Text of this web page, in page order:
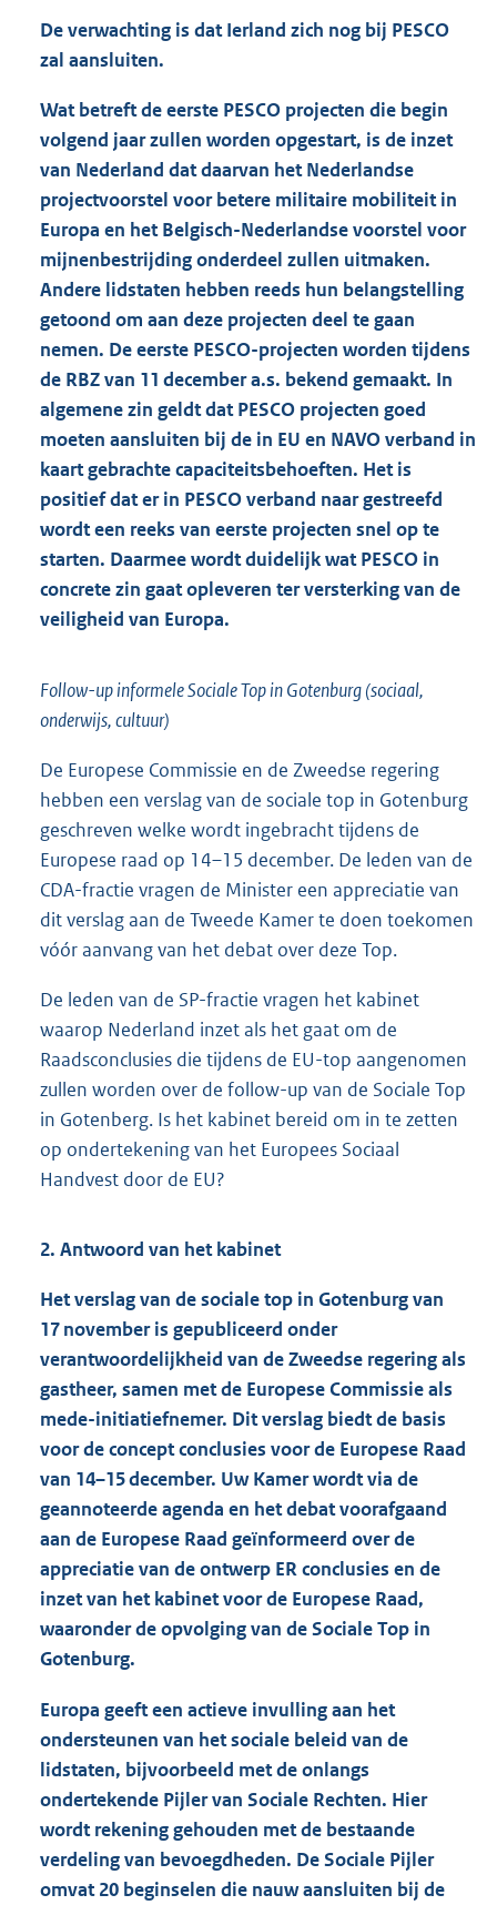
De verwachting is dat Ierland zich nog bij PESCO
zal aansluiten.
Wat betreft de eerste PESCO projecten die begin
volgend jaar zullen worden opgestart, is de inzet
van Nederland dat daarvan het Nederlandse
projectvoorstel voor betere militaire mobiliteit in
Europa en het Belgisch-Nederlandse voorstel voor
mijnenbestrijding onderdeel zullen uitmaken.
Andere lidstaten hebben reeds hun belangstelling
getoond om aan deze projecten deel te gaan
nemen. De eerste PESCO-projecten worden tijdens
de RBZ van 11 december a.s. bekend gemaakt. In
algemene zin geldt dat PESCO projecten goed
moeten aansluiten bij de in EU en NAVO verband in
kaart gebrachte capaciteitsbehoeften. Het is
positief dat er in PESCO verband naar gestreefd
wordt een reeks van eerste projecten snel op te
starten. Daarmee wordt duidelijk wat PESCO in
concrete zin gaat opleveren ter versterking van de
veiligheid van Europa.
Follow-up informele Sociale Top in Gotenburg (sociaal,
onderwijs, cultuur)
De Europese Commissie en de Zweedse regering
hebben een verslag van de sociale top in Gotenburg
geschreven welke wordt ingebracht tijdens de
Europese raad op 14–15 december. De leden van de
CDA-fractie vragen de Minister een appreciatie van
dit verslag aan de Tweede Kamer te doen toekomen
vóór aanvang van het debat over deze Top.
De leden van de SP-fractie vragen het kabinet
waarop Nederland inzet als het gaat om de
Raadsconclusies die tijdens de EU-top aangenomen
zullen worden over de follow-up van de Sociale Top
in Gotenberg. Is het kabinet bereid om in te zetten
op ondertekening van het Europees Sociaal
Handvest door de EU?
2. Antwoord van het kabinet
Het verslag van de sociale top in Gotenburg van
17 november is gepubliceerd onder
verantwoordelijkheid van de Zweedse regering als
gastheer, samen met de Europese Commissie als
mede-initiatiefnemer. Dit verslag biedt de basis
voor de concept conclusies voor de Europese Raad
van 14–15 december. Uw Kamer wordt via de
geannoteerde agenda en het debat voorafgaand
aan de Europese Raad geïnformeerd over de
appreciatie van de ontwerp ER conclusies en de
inzet van het kabinet voor de Europese Raad,
waaronder de opvolging van de Sociale Top in
Gotenburg.
Europa geeft een actieve invulling aan het
ondersteunen van het sociale beleid van de
lidstaten, bijvoorbeeld met de onlangs
ondertekende Pijler van Sociale Rechten. Hier
wordt rekening gehouden met de bestaande
verdeling van bevoegdheden. De Sociale Pijler
omvat 20 beginselen die nauw aansluiten bij de